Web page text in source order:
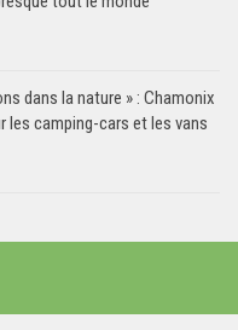
dans la nature » : Chamonix
les camping-cars et les vans